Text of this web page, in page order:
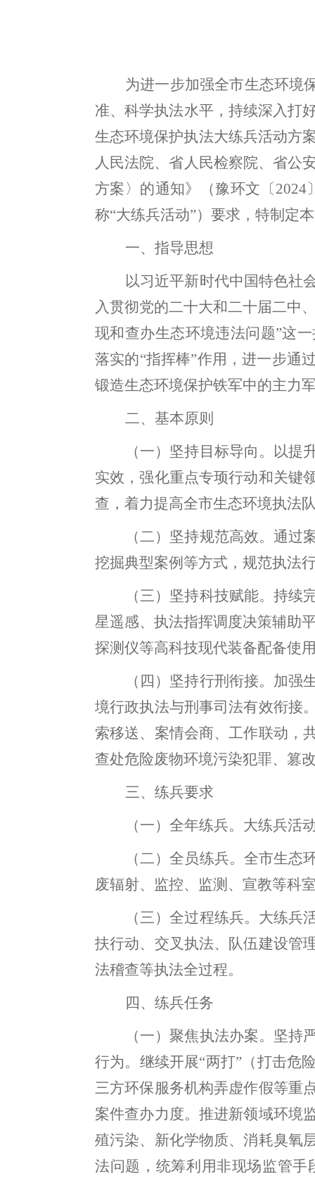
为进一步加强全市生态环境
准、科学执法水平，持续深入打
生态环境保护执法大练兵活动方
人民法院、省人民检察院、省公
方案〉的通知》（豫环文〔2024
称“大练兵活动”）要求 ， 特制定
一、指导思想
以习近平新时代中国特色社
入贯彻党的二十大和二十届二中
现和查办生态环境违法问题”这
落实的“指挥棒”作用 ，进一步通
锻造生态环境保护铁军中的主力
二、基本原则
（一）坚持目标导向 。
以提
实效，强化重点专顼行动和关键
查 ， 着力提高全市生态环境执法
（二）坚持规范高效。通过
挖掘典型案例等方式 ， 规范执法
（三）坚持科技赋能。持续
星遥感、执法指挥调度决策辅助
探测仪等高科技现代装备配备使
（四）坚持行刑衔接。 加强
境行政执法与刑事司法有效衔接
索移送、案情会商、工作联动 ，
查处危险废物环境污染犯罪、篡
三、练兵要求
（一）全年练兵。 大练兵活
（二）全员练兵。 全市生态
废辐射、监控、监测、宣教等科
（三）全过程练兵。 大练兵
扶行动、 交叉执法、
队伍建设管
法稽查等执法全过程。
四、练兵任务
（一）聚焦执法办案。 坚持
行为。 继续开展“两打” （打击危
三方环保服务机构弄虚作假等重
案件查办力度。 推进新领域环境
殖污染、新化学物质、消耗臭氧
法问题 ， 统筹利用非现场监管手